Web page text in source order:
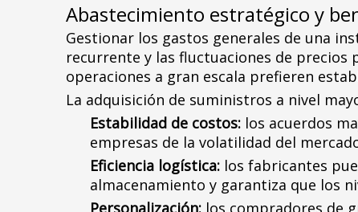
Abastecimiento estratégico y
Gestionar los gastos generales de una
recurrente y las fluctuaciones de precios
operaciones a gran escala prefieren
La adquisición de suministros a nivel
Estabilidad de costos: los acuerdos
empresas de la volatilidad del
Eficiencia logística: los fabricantes
almacenamiento y garantiza que los
Personalización: los compradores de